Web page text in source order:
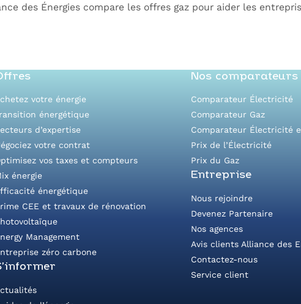
des Énergies compare les offres gaz pour aider les
votre énergie
énergétique
d’expertise
votre contrat
vos taxes et compteurs
énergie
énergétique
CEE et travaux de rénovation
Management
zéro carbone
Nos comparateurs
Comparateur Électricité
Comparateur Gaz
Comparateur Électricité
Prix de l’Électricité
Prix du Gaz
Entreprise
Nous rejoindre
Devenez Partenaire
Nos agences
Avis clients Alliance des
Contactez-nous
Service client